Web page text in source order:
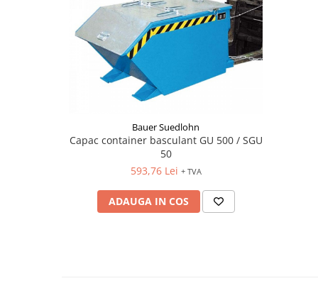
Bauer Suedlohn
Capac container basculant GU 500 / SGU
50
593,76 Lei + TVA
ADAUGA IN COS